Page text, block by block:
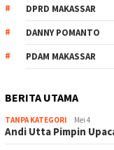
DPRD MAKASSAR
DANNY POMANTO
PDAM MAKASSAR
BERITA UTAMA
TANPA KATEGORI Mei 4
Andi Utta Pimpin